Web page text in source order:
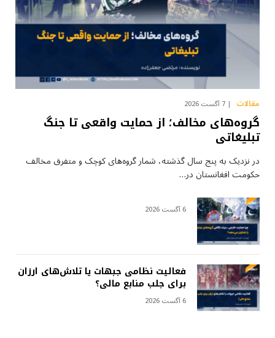
مقالات 7 آگست 2026
گروه‌های مخالف؛ از حمایت واقعی تا جنگ
تبلیغاتی
در نزدیک به پنج سال گذشته، شمار گروه‌های کوچک و متفرق مخالف
حکومت افغانستان در…
6 آگست 2026
فعالیت نظامی جبهات یا تلاش‌های ارزان
برای جلب منابع مالی؟
6 آگست 2026